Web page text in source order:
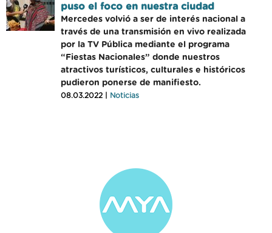
puso el foco en nuestra ciudad
Mercedes volvió a ser de interés nacional a
través de una transmisión en vivo realizada
por la TV Pública mediante el programa
“Fiestas Nacionales” donde nuestros
atractivos turísticos, culturales e históricos
pudieron ponerse de manifiesto.
08.03.2022 | Noticias